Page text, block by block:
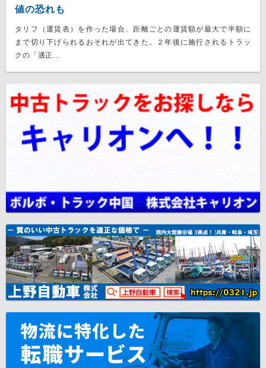
値の恐れも
タリフ（運賃表）を作った場合、距離ごとの運賃額が最大で半額に
まで切り下げられるおそれが出てきた。２年後に施行されるトラッ
クの「適正...